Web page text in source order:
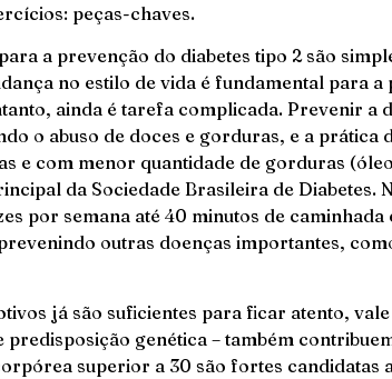
peças-chaves.
a prevenção do diabetes tipo 2 são
no estilo de vida é fundamental para a
ainda é tarefa complicada. Prevenir a
o abuso de doces e gorduras, e a
e com menor quantidade de gorduras
da Sociedade Brasileira de Diabetes.
por semana até 40 minutos de
outras doenças importantes,
já são suficientes para ficar atento,
predisposição genética – também
superior a 30 são fortes candidatas